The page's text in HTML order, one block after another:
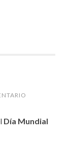
Día Mundial